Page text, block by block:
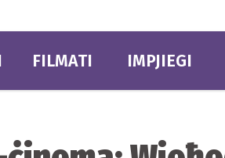
FILMATI IMPJIEGI